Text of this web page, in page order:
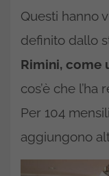
Questi hanno
definito dallo
Rimini, come
cos’è che
Per 104
aggiungono